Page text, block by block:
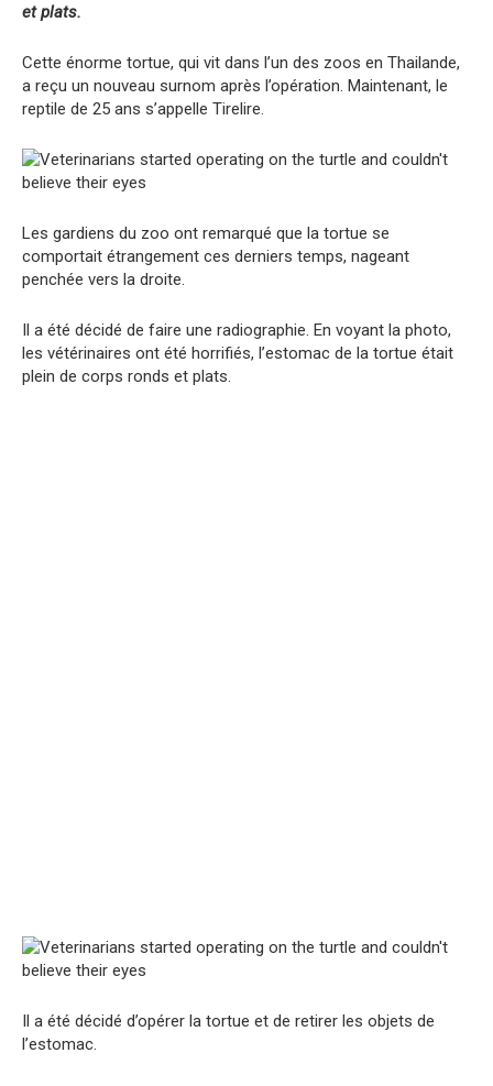
et plats.
Cette énorme tortue, qui vit dans l’un des zoos en Thailande,
a reçu un nouveau surnom après l’opération. Maintenant, le
reptile de 25 ans s’appelle Tirelire.
Les gardiens du zoo ont remarqué que la tortue se
comportait étrangement ces derniers temps, nageant
penchée vers la droite.
Il a été décidé de faire une radiographie. En voyant la photo,
les vétérinaires ont été horrifiés, l’estomac de la tortue était
plein de corps ronds et plats.
Il a été décidé d’opérer la tortue et de retirer les objets de
l’estomac.